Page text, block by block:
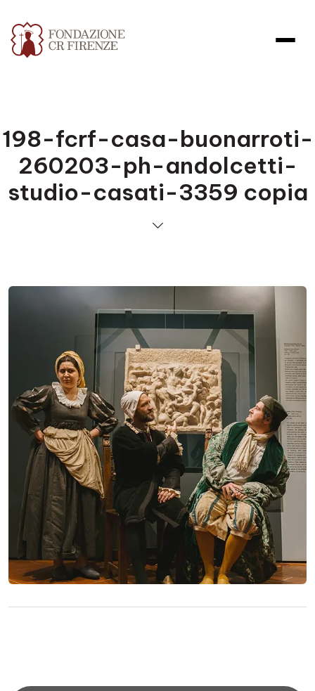
198-fcrf-casa-buonarroti-
260203-ph-andolcetti-
studio-casati-3359 copia